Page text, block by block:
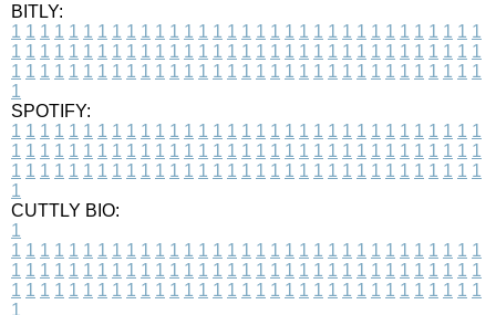
BITLY:
1 1 1 1 1 1 1 1 1 1 1 1 1 1 1 1 1 1 1 1 1 1 1 1 1 1 1 1 1 1 1 1 1
1 1 1 1 1 1 1 1 1 1 1 1 1 1 1 1 1 1 1 1 1 1 1 1 1 1 1 1 1 1 1 1 1
1 1 1 1 1 1 1 1 1 1 1 1 1 1 1 1 1 1 1 1 1 1 1 1 1 1 1 1 1 1 1 1 1
1
SPOTIFY:
1 1 1 1 1 1 1 1 1 1 1 1 1 1 1 1 1 1 1 1 1 1 1 1 1 1 1 1 1 1 1 1 1
1 1 1 1 1 1 1 1 1 1 1 1 1 1 1 1 1 1 1 1 1 1 1 1 1 1 1 1 1 1 1 1 1
1 1 1 1 1 1 1 1 1 1 1 1 1 1 1 1 1 1 1 1 1 1 1 1 1 1 1 1 1 1 1 1 1
1
CUTTLY BIO:
1
1 1 1 1 1 1 1 1 1 1 1 1 1 1 1 1 1 1 1 1 1 1 1 1 1 1 1 1 1 1 1 1 1
1 1 1 1 1 1 1 1 1 1 1 1 1 1 1 1 1 1 1 1 1 1 1 1 1 1 1 1 1 1 1 1 1
1 1 1 1 1 1 1 1 1 1 1 1 1 1 1 1 1 1 1 1 1 1 1 1 1 1 1 1 1 1 1 1 1
1